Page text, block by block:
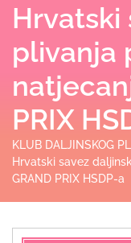
Hrvatski
plivanja
PRIX
KLUB DALJINSKOG
Hrvatski savez
GRAND PRIX HSDP-a